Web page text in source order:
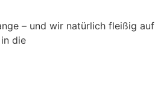
– und wir natürlich fleißig auf
die